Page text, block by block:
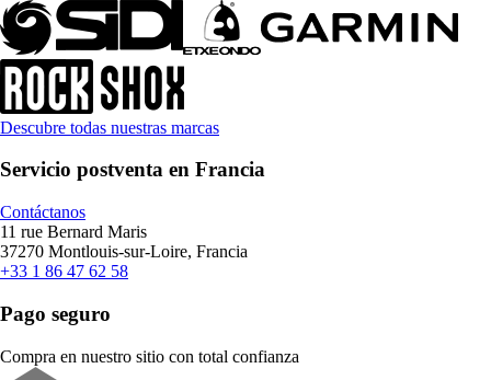
Descubre todas nuestras marcas
Servicio postventa en Francia
Contáctanos
11 rue Bernard Maris
37270 Montlouis-sur-Loire, Francia
+33 1 86 47 62 58
Pago seguro
Compra en nuestro sitio con total confianza